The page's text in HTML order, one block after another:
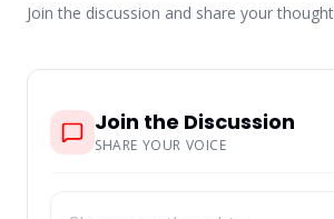
Join the discussion and share your
Join the Discussion
SHARE YOUR VOICE